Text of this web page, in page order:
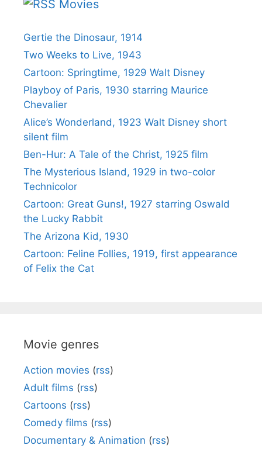
Movies
Gertie the Dinosaur, 1914
Two Weeks to Live, 1943
Cartoon: Springtime, 1929 Walt Disney
Playboy of Paris, 1930 starring Maurice
Chevalier
Alice’s Wonderland, 1923 Walt Disney short
silent film
Ben-Hur: A Tale of the Christ, 1925 film
The Mysterious Island, 1929 in two-color
Technicolor
Cartoon: Great Guns!, 1927 starring Oswald
the Lucky Rabbit
The Arizona Kid, 1930
Cartoon: Feline Follies, 1919, first appearance
of Felix the Cat
Movie genres
Action movies (rss)
Adult films (rss)
Cartoons (rss)
Comedy films (rss)
Documentary & Animation (rss)